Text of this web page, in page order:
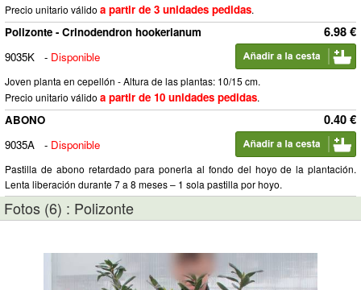
Precio unitario válido a partir de 3 unidades pedidas.
6.98 €
Polizonte - Crinodendron hookerianum
9035K
- Disponible
Joven planta en cepellón - Altura de las plantas: 10/15 cm.
Precio unitario válido a partir de 10 unidades pedidas.
0.40 €
ABONO
9035A
- Disponible
Pastilla de abono retardado para ponerla al fondo del hoyo de la plantación.
Lenta liberación durante 7 a 8 meses – 1 sola pastilla por hoyo.
Fotos (6) : Polizonte